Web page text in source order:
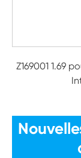
Z169001 1.69